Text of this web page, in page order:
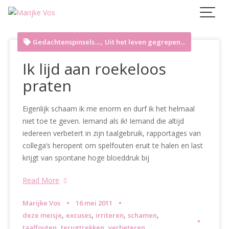
Skip
content
Gedachtenspinsels...., Uit het leven gegrepen...
Ik lijd aan roekeloos
praten
Eigenlijk schaam ik me enorm en durf ik het helmaal
niet toe te geven. Iemand als ik! Iemand die altijd
iedereen verbetert in zijn taalgebruik, rapportages van
collega’s heropent om spelfouten eruit te halen en last
krijgt van spontane hoge bloeddruk bij
Read More
Marijke Vos
16 mei 2011
deze meisje, excuses, irriteren,schamen,